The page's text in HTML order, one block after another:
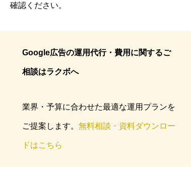
確認ください。
Google広告の運用代行・費用に関するご
相談はラクボへ
業界・予算に合わせた最適な運用プランを
ご提案します。 無料相談・資料ダウンロー
ドはこちら